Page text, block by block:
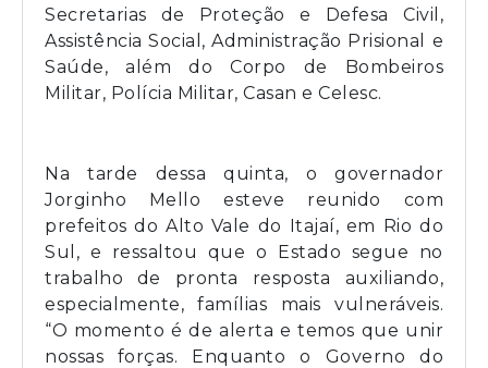
Secretarias de Proteção e Defesa Civil,
Assistência Social, Administração Prisional e
Saúde, além do Corpo de Bombeiros
Militar, Polícia Militar, Casan e Celesc.
Na tarde dessa quinta, o governador
Jorginho Mello esteve reunido com
prefeitos do Alto Vale do Itajaí, em Rio do
Sul, e ressaltou que o Estado segue no
trabalho de pronta resposta auxiliando,
especialmente, famílias mais vulneráveis.
“O momento é de alerta e temos que unir
nossas forças. Enquanto o Governo do